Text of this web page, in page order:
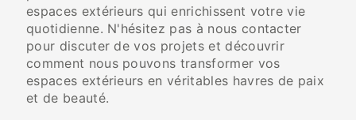
espaces extérieurs qui enrichissent votre vie
quotidienne. N'hésitez pas à nous contacter
pour discuter de vos projets et découvrir
comment nous pouvons transformer vos
espaces extérieurs en véritables havres de paix
et de beauté.